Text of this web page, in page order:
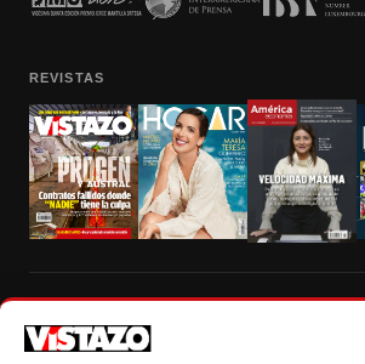
REVISTAS
autorización escrita de su titular, de todos los contenidos